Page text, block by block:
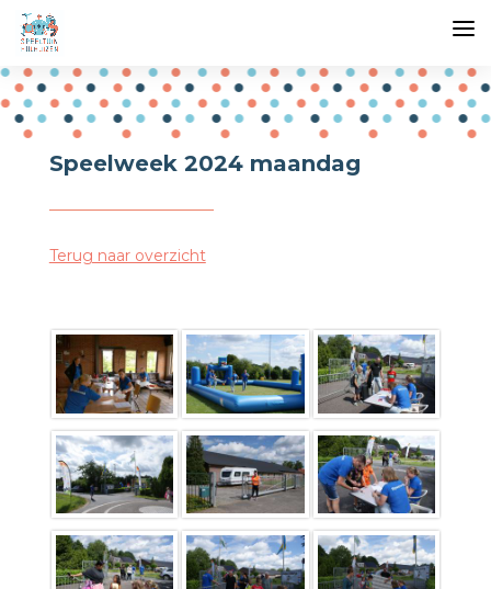
Speelweek 2024 maandag
Terug naar overzicht